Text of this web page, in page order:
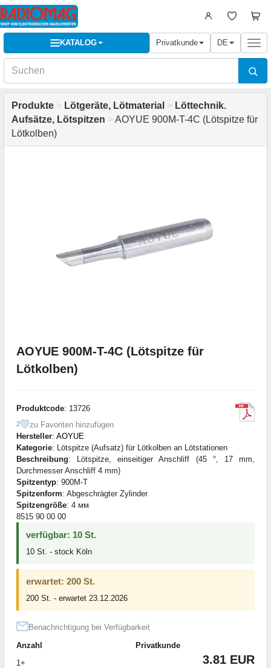
KATALOG Privatkunde DE
Produkte > Lötgeräte, Lötmaterial > Löttechnik.
Aufsätze, Lötspitzen > AOYUE 900M-T-4C (Lötspitze für
Lötkolben)
AOYUE 900M-T-4C (Lötspitze für
Lötkolben)
Produktcode: 13726
2
zu Favoriten hinzufügen
Hersteller: AOYUE
Kategorie: Lötspitze (Aufsatz) für Lötkolben an Lötstationen
Beschreibung: Lötspitze, einseitiger Anschliff (45 °, 17 mm,
Durchmesser Anschliff 4 mm)
Spitzentyp: 900M-T
Spitzenform: Abgeschrägter Zylinder
Spitzengröße: 4 мм
8515 90 00 00
verfügbar: 10 St.
10 St. - stock Köln
erwartet: 200 St.
200 St. - erwartet 23.12.2026
Benachrichtigung bei Verfügbarkeit
Anzahl
Privatkunde
1+
3.81 EUR